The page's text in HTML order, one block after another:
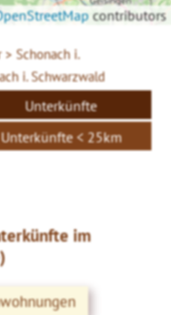
contributors
> Schonach i.
i. Schwarzwald
Unterkünfte
Unterkünfte < 25km
im